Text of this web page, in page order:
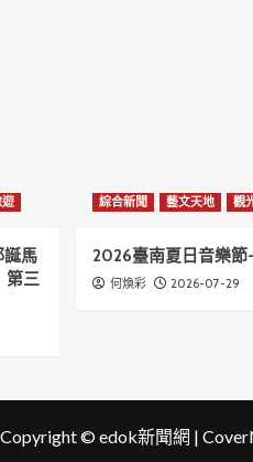
誕馬
第三
綜合新聞 藝文天地 觀
2026臺南夏日音樂節
何煥彩 2026-07-29
Copyright © edok新聞網 |